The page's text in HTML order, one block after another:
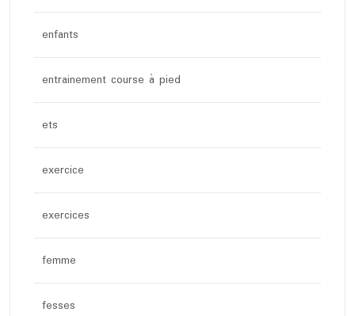
enfants
entrainement course à pied
ets
exercice
exercices
femme
fesses